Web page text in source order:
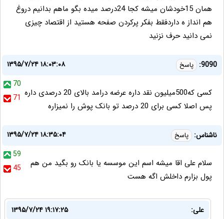
همان 15خودشان میشه کجا 24درصد میده بگو ماهم بدانیم دروغ
هم انداز ه داردفقط بفکر پرکردن صفحه هستید از اقتصاد چیزی
نمی دانید حرف نزنید
9090: پاسخ
۱۳۹۵/۷/۲۴ ۱۸:۰۳:۰۸
70
71 کسی که500میلیون نقد داره عرضه درامد بالای 20 درصدی داره
پس اصلا کسی برای 20 درصد تو بانک پوش را نمیزاره
ناشناس: پاسخ
۱۳۹۵/۷/۲۴ ۱۸:۳۵:۰۴
59
45
سلام علی اقا میشه اسم این موسسه یا بانک رو بگید من هم
پول بزارم داخلش اگه هست
علی:
۱۳۹۵/۷/۲۴ ۱۹:۱۷:۲۵